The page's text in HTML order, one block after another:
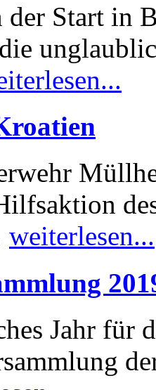
der Start in
weiterlesen...
Jahr für